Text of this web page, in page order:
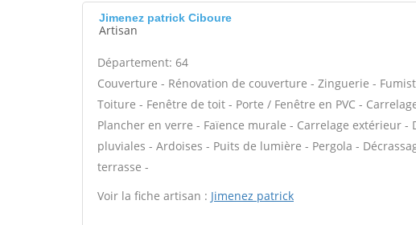
Jimenez patrick Ciboure
Artisan
Département: 64
Couverture - Rénovation de couverture - Zinguerie -
Toiture - Fenêtre de toit - Porte / Fenêtre en PVC -
Plancher en verre - Faïence murale - Carrelage extérieur -
pluviales - Ardoises - Puits de lumière - Pergola -
terrasse -
Voir la fiche artisan : Jimenez patrick